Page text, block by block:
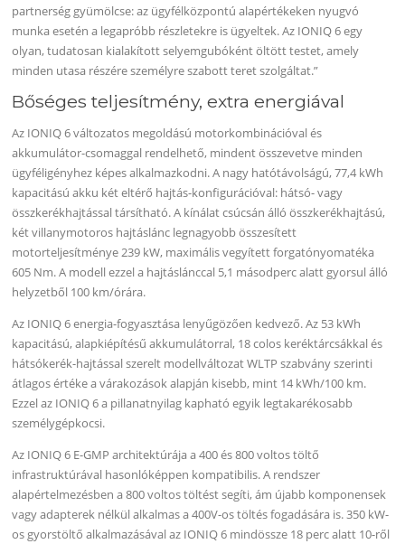
partnerség gyümölcse: az ügyfélközpontú alapértékeken nyugvó
munka esetén a legapróbb részletekre is ügyeltek. Az IONIQ 6 egy
olyan, tudatosan kialakított selyemgubóként öltött testet, amely
minden utasa részére személyre szabott teret szolgáltat.”
Bőséges teljesítmény, extra energiával
Az IONIQ 6 változatos megoldású motorkombinációval és
akkumulátor-csomaggal rendelhető, mindent összevetve minden
ügyféligényhez képes alkalmazkodni. A nagy hatótávolságú, 77,4 kWh
kapacitású akku két eltérő hajtás-konfigurációval: hátsó- vagy
összkerékhajtással társítható. A kínálat csúcsán álló összkerékhajtású,
két villanymotoros hajtáslánc legnagyobb összesített
motorteljesítménye 239 kW, maximális vegyített forgatónyomatéka
605 Nm. A modell ezzel a hajtáslánccal 5,1 másodperc alatt gyorsul álló
helyzetből 100 km/órára.
Az IONIQ 6 energia-fogyasztása lenyűgözően kedvező. Az 53 kWh
kapacitású, alapkiépítésű akkumulátorral, 18 colos keréktárcsákkal és
hátsókerék-hajtással szerelt modellváltozat WLTP szabvány szerinti
átlagos értéke a várakozások alapján kisebb, mint 14 kWh/100 km.
Ezzel az IONIQ 6 a pillanatnyilag kapható egyik legtakarékosabb
személygépkocsi.
Az IONIQ 6 E-GMP architektúrája a 400 és 800 voltos töltő
infrastruktúrával hasonlóképpen kompatibilis. A rendszer
alapértelmezésben a 800 voltos töltést segíti, ám újabb komponensek
vagy adapterek nélkül alkalmas a 400V-os töltés fogadására is. 350 kW-
os gyorstöltő alkalmazásával az IONIQ 6 mindössze 18 perc alatt 10-ről